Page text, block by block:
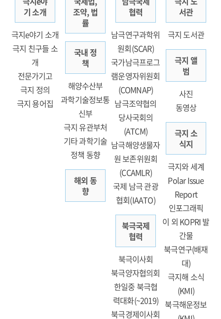
기 소개
극지e야기 소개
극지 친구들 소
개
전문가기고
극지 정의
극지 용어집
조약, 법
률
국내 정
책
해양수산부
과학기술정보통
신부
극지 유관부처
기타 과학기술
정책 동향
해외 동
향
협력
남극연구과학위
원회(SCAR)
국가남극프로그
램운영자위원회
(COMNAP)
남극조약협의
당사국회의
(ATCM)
남극해양생물자
원 보존위원회
(CCAMLR)
국제 남극 관광
협회(IAATO)
북극국제
협력
북극이사회
북극양자협의회
한일중 북극협
력대화(~2019)
북극경제이사회
서관
극지 도서관
극지 앨
범
사진
동영상
극지 소
식지
극지와 세계
Polar Issue
Report
인포그래픽
이 외 KOPRI 발
간물
북극연구(배재
대)
극지해 소식
(KMI)
북극해운정보